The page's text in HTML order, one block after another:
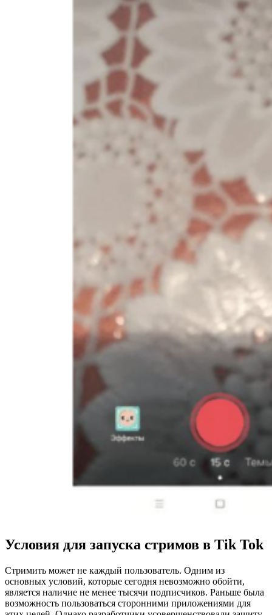
Условия для запуска стримов в Tik Tok
Стримить может не каждый пользователь. Одним из
основных условий, которые сегодня невозможно обойти,
является наличие не менее тысячи подписчиков. Раньше была
возможность пользоваться сторонними приложениями для